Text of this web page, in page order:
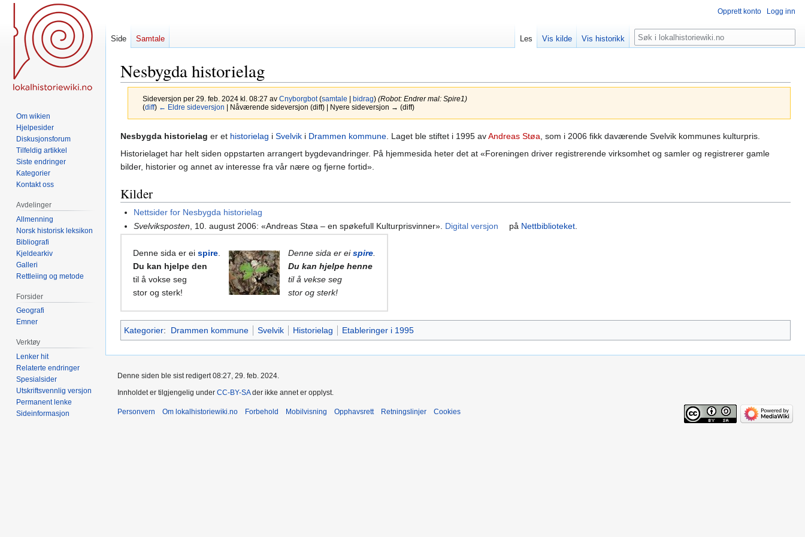
Nesbygda historielag
Sideversjon per 29. feb. 2024 kl. 08:27 av Cnyborgbot (samtale bidrag) (Robot: Endrer mal: Spire1)
(diff) ← Eldre sideversjon | Nåværende sideversjon (diff) | Nyere sideversjon → (diff)
Hopp
til
navigering
Hopp
til
søk
Nesbygda historielag er et historielag i Svelvik i Drammen kommune . Laget ble stiftet i 1995 avAndreas Støa , som i 2006 fikk daværende Svelvik kommunes kulturpris.
Historielaget har helt siden oppstarten arrangert bygdevandringer. På hjemmesida heter det at «Foreningen driver registrerende virksomhet og samler og registrerer gamle
bilder, historier og annet av interesse fra vår nære og fjerne fortid».
Kilder
Nettsider for Nesbygda historielag
Svelviksposten, 10. august 2006: «Andreas Støa – en spøkefull Kulturprisvinner». Digital versjon på Nettbiblioteket.
Denne sida er ei spire
Du kan hjelpe den
til å vokse seg
stor og sterk!
Denne sida er eispire
Du kan hjelpe henne
til å vekse seg
stor og sterk!
Kategorier: Drammen kommune Svelvik Historielag Etableringer i 1995
Opprett konto Logg inn
Side Samtale Les Vis kilde Vis historikk Søk
Om wikien
Hjelpesider
Diskusjonsforum
Tilfeldig artikkel
Siste endringer
Kategorier
Kontakt oss
Avdelinger
Allmenning
Norsk historisk leksikon
Bibliografi
Kjeldearkiv
Galleri
Rettleiing og metode
Forsider
Geografi
Emner
Verktøy
Lenker hit
Relaterte endringer
Spesialsider
Utskriftsvennlig versjon
Permanent lenke
Sideinformasjon
Denne siden ble sist redigert 08:27, 29. feb. 2024.
Innholdet er tilgjengelig under CC-BY-SAder ikke annet er opplyst.
Personvern Om lokalhistoriewiki.no Forbehold Mobilvisning Opphavsrett Retningslinjer Cookies